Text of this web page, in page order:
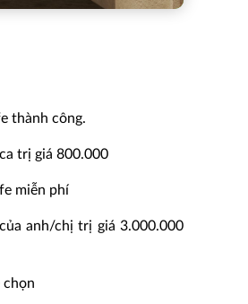
thành công.
trị giá 800.000
miễn phí
anh/chị trị giá 3.000.000
chọn